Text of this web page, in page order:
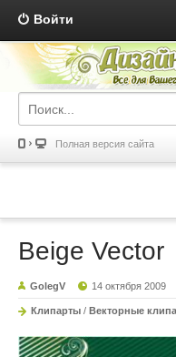
Войти
Полная версия сайта
Beige Vector
GolegV 14 октября 2009
Клипарты / Векторные